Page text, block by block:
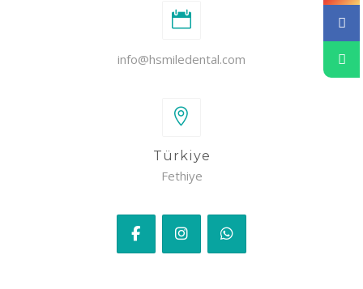
info@hsmiledental.com
Türkiye
Fethiye